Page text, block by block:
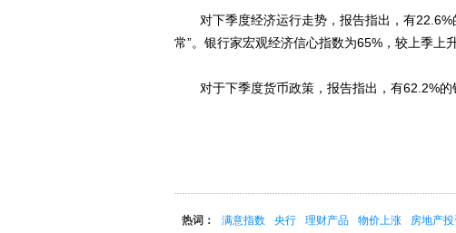
对下季度经济运行走势，报告指出，有22.6%
常”。银行家宏观经济信心指数为65%，较上季上
对于下季度货币政策，报告指出，有62.2%的
热词： 满意指数 央行 理财产品 物价上涨 房地产